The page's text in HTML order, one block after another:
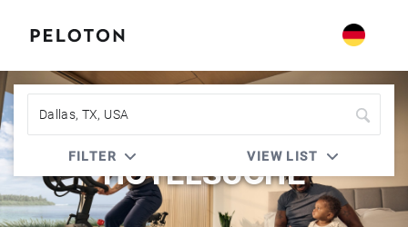
HOTELSUCHE
FILTER VIEW LIST